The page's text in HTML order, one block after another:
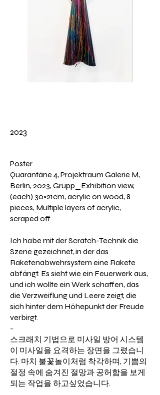
2023
Poster
Quarantäne 4, Projektraum Galerie M,
Berlin, 2023, Grupp_Exhibition view,
(each) 30×21cm, acrylic on wood, 8
pieces, Multiple layers of acrylic,
scraped off
Ich habe mit der Scratch-Technik die
Szene gezeichnet, in der das
Raketenabwehrsystem eine Rakete
abfängt. Es sieht wie ein Feuerwerk aus,
und ich wollte ein Werk schaffen, das
die Verzweiflung und Leere zeigt, die
sich hinter dem Höhepunkt der Freude
verbirgt.
-
​스크래치 기법으로 미사일 방어 시스템
이 미사일을 요격하는 장면을 그렸습니
다. 마치 불꽃놀이처럼 착각하며, 기쁨의
절정 속에 숨겨진 절망과 공허함을 보게
되는 작업을 하고싶었습니다.